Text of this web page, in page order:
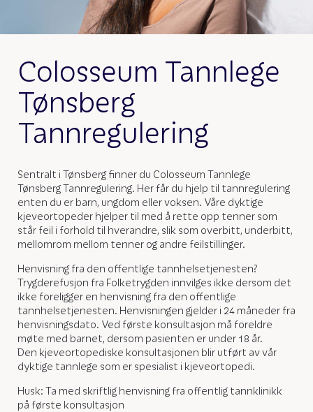
Colosseum Tannlege
Tønsberg
Tannregulering
Sentralt i Tønsberg finner du Colosseum Tannlege
Tønsberg Tannregulering. Her får du hjelp til tannregulering
enten du er barn, ungdom eller voksen. Våre dyktige
kjeveortopeder hjelper til med å rette opp tenner som
står feil i forhold til hverandre, slik som overbitt, underbitt,
mellomrom mellom tenner og andre feilstillinger.
Henvisning fra den offentlige tannhelsetjenesten?
Trygderefusjon fra Folketrygden innvilges ikke dersom det
ikke foreligger en henvisning fra den offentlige
tannhelsetjenesten. Henvisningen gjelder i 24 måneder fra
henvisningsdato. Ved første konsultasjon må foreldre
møte med barnet, dersom pasienten er under 18 år.
Den kjeveortopediske konsultasjonen blir utført av vår
dyktige tannlege som er spesialist i kjeveortopedi.
Husk: Ta med skriftlig henvisning fra offentlig tannklinikk
på første konsultasjon